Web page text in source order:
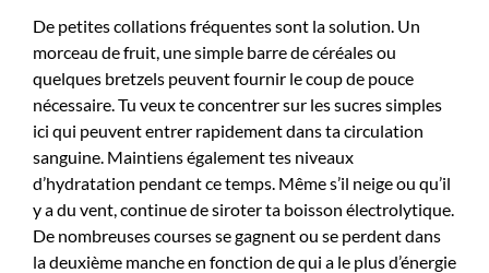
De petites collations fréquentes sont la solution. Un
morceau de fruit, une simple barre de céréales ou
quelques bretzels peuvent fournir le coup de pouce
nécessaire. Tu veux te concentrer sur les sucres simples
ici qui peuvent entrer rapidement dans ta circulation
sanguine. Maintiens également tes niveaux
d’hydratation pendant ce temps. Même s’il neige ou qu’il
y a du vent, continue de siroter ta boisson électrolytique.
De nombreuses courses se gagnent ou se perdent dans
la deuxième manche en fonction de qui a le plus d’énergie